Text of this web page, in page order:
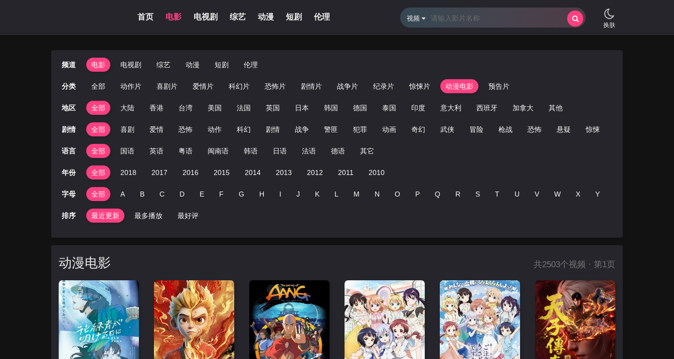
首页 电影 电视剧 综艺 动漫 短剧 伦理 体育直播 留言
换肤
视频
频道 电影 电视剧 综艺 动漫 短剧 伦理
分类 全部 动作片 喜剧片 爱情片 科幻片 恐怖片 剧情片 战争片 纪录片 惊悚片 动漫电影 预告片
地区 全部 大陆 香港 台湾 美国 法国 英国 日本 韩国 德国 泰国 印度 意大利 西班牙 加拿大 其他
剧情 全部 喜剧 爱情 恐怖 动作 科幻 剧情 战争 警匪 犯罪 动画 奇幻 武侠 冒险 枪战 恐怖 悬疑 惊悚
语言 全部 国语 英语 粤语 闽南语 韩语 日语 法语 德语 其它
年份 全部 2018 2017 2016 2015 2014 2013 2012 2011 2010
字母 全部 A B C D E F G H I J K L M N O P Q R S T U V W X Y
排序 最近更新 最多播放 最好评
动漫电影 共2503个视频 · 第1页